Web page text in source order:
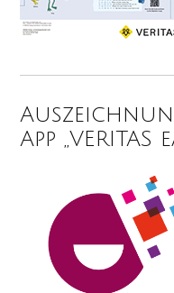
App „VERITAS